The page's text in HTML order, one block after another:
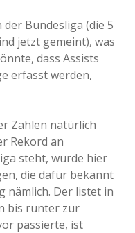
der Bundesliga (die 5
jetzt gemeint), was
dass Assists
erfasst werden,
Zahlen natürlich
Rekord an
steht, wurde hier
die dafür bekannt
nämlich. Der listet in
bis runter zur
passierte, ist